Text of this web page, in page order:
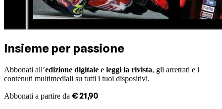
Insieme per passione
Abbonati all’edizione digitale e leggi la rivista, gli arretrati e i
contenuti multimediali su tutti i tuoi dispositivi.
Abbonati a partire da €21 ,90